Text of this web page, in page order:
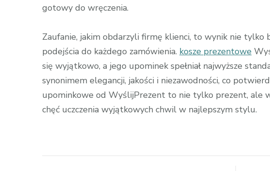
gotowy do wręczenia.
Zaufanie, jakim obdarzyli firmę klienci, to wynik nie
podejścia do każdego zamówienia. kosze prezentowe
się wyjątkowo, a jego upominek spełniał najwyższe
synonimem elegancji, jakości i niezawodności, co
upominkowe od WyślijPrezent to nie tylko prezent, ale
chęć uczczenia wyjątkowych chwil w najlepszym stylu.